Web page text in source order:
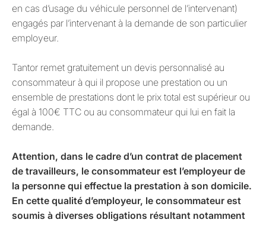
en cas d’usage du véhicule personnel de l’intervenant)
engagés par l’intervenant à la demande de son particulier
employeur.
Tantor remet gratuitement un devis personnalisé au
consommateur à qui il propose une prestation ou un
ensemble de prestations dont le prix total est supérieur ou
égal à 100€ TTC ou au consommateur qui lui en fait la
demande.
Attention, dans le cadre d’un contrat de placement
de travailleurs, le consommateur est l’employeur de
la personne qui effectue la prestation à son domicile.
En cette qualité d’employeur, le consommateur est
soumis à diverses obligations résultant notamment